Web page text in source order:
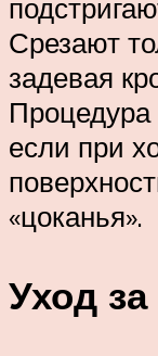
Срезают
задевая
если при
«цоканья».
Уход